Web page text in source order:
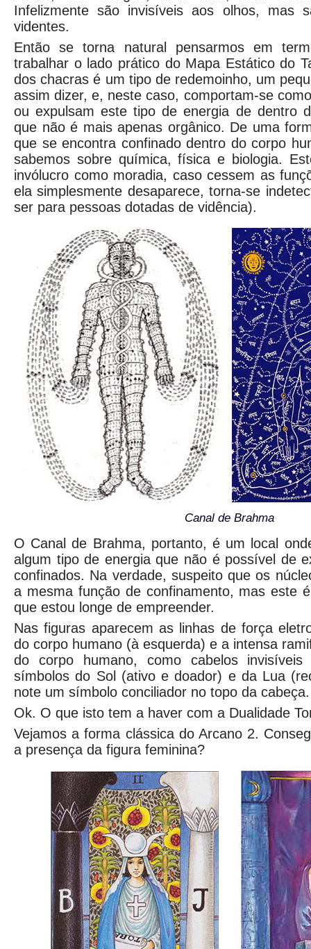
Infelizmente são invisíveis aos olhos, mas
videntes.
Então se torna natural pensarmos em
trabalhar o lado prático do Mapa Estático do
dos chacras é um tipo de redemoinho, um
assim dizer, e, neste caso, comportam-se
ou expulsam este tipo de energia de dentro
que não é mais apenas orgânico. De uma
que se encontra confinado dentro do corpo
sabemos sobre química, física e biologia.
invólucro como moradia, caso cessem as
ela simplesmente desaparece, torna-se
ser para pessoas dotadas de vidência).
Canal de Brahma
O Canal de Brahma, portanto, é um local
algum tipo de energia que não é possível de
confinados. Na verdade, suspeito que os
a mesma função de confinamento, mas este
que estou longe de empreender.
Nas figuras aparecem as linhas de força
do corpo humano (à esquerda) e a intensa
do corpo humano, como cabelos
símbolos do Sol (ativo e doador) e da Lua
note um símbolo conciliador no topo da cabeça.
Ok. O que isto tem a haver com a Dualidade
Vejamos a forma clássica do Arcano 2.
a presença da figura feminina?